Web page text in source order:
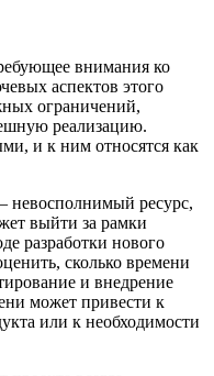
внимания ко
аспектов этого
ограничений,
реализацию.
и к ним относятся как
ресурс,
выйти за рамки
разработки нового
сколько времени
и внедрение
может привести к
или к необходимости